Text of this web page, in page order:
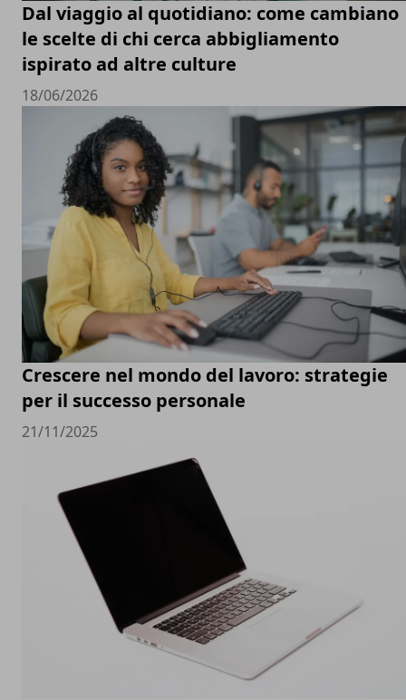
Dal viaggio al quotidiano: come cambiano
le scelte di chi cerca abbigliamento
ispirato ad altre culture
18/06/2026
Crescere nel mondo del lavoro: strategie
per il successo personale
21/11/2025